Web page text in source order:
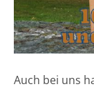
Auch bei uns